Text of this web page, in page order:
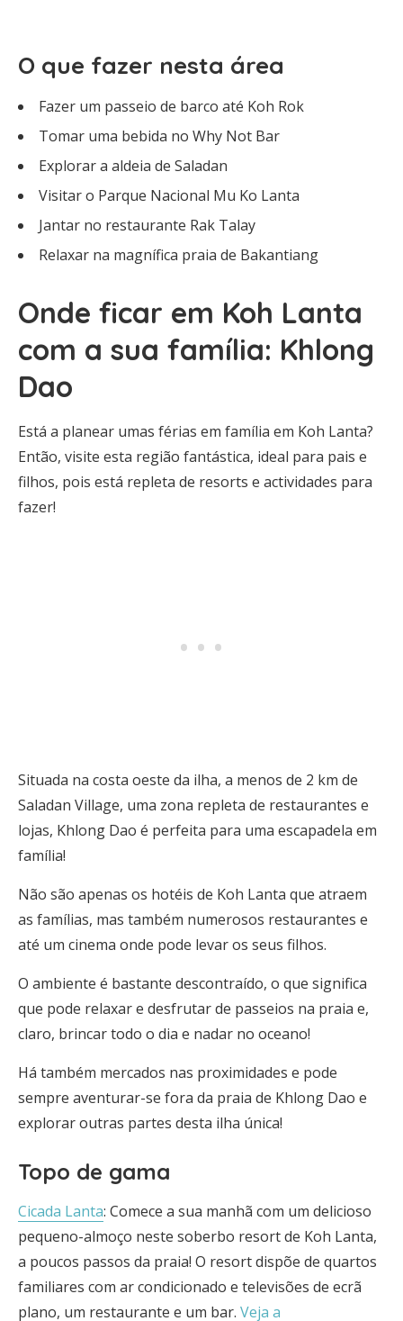
O que fazer nesta área
Fazer um passeio de barco até Koh Rok
Tomar uma bebida no Why Not Bar
Explorar a aldeia de Saladan
Visitar o Parque Nacional Mu Ko Lanta
Jantar no restaurante Rak Talay
Relaxar na magnífica praia de Bakantiang
Onde ficar em Koh Lanta
com a sua família: Khlong
Dao
Está a planear umas férias em família em Koh Lanta?
Então, visite esta região fantástica, ideal para pais e
filhos, pois está repleta de resorts e actividades para
fazer!
Situada na costa oeste da ilha, a menos de 2 km de
Saladan Village, uma zona repleta de restaurantes e
lojas, Khlong Dao é perfeita para uma escapadela em
família!
Não são apenas os hotéis de Koh Lanta que atraem
as famílias, mas também numerosos restaurantes e
até um cinema onde pode levar os seus filhos.
O ambiente é bastante descontraído, o que significa
que pode relaxar e desfrutar de passeios na praia e,
claro, brincar todo o dia e nadar no oceano!
Há também mercados nas proximidades e pode
sempre aventurar-se fora da praia de Khlong Dao e
explorar outras partes desta ilha única!
Topo de gama
Cicada Lanta: Comece a sua manhã com um delicioso
pequeno-almoço neste soberbo resort de Koh Lanta,
a poucos passos da praia! O resort dispõe de quartos
familiares com ar condicionado e televisões de ecrã
plano, um restaurante e um bar. Veja a